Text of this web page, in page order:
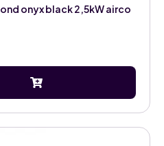
onyx black 2,5kW airco